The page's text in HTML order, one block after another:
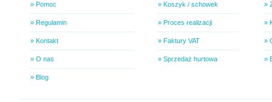
» Pomoc
» Regulamin
» Kontakt
» O nas
» Blog
» Koszyk / schowek
» Proces realizacji
» Faktury VAT
» Sprzedaż hurtowa
»
»
»
»